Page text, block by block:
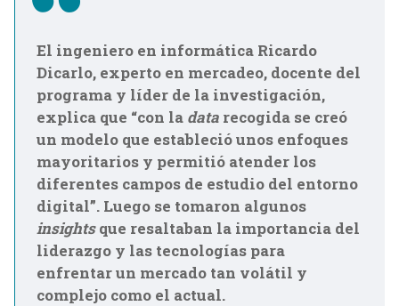
El ingeniero en informática Ricardo
Dicarlo, experto en mercadeo, docente del
programa y líder de la investigación,
explica que “con la data recogida se creó
un modelo que estableció unos enfoques
mayoritarios y permitió atender los
diferentes campos de estudio del entorno
digital”. Luego se tomaron algunos
insightsque resaltaban la importancia del
liderazgo y las tecnologías para
enfrentar un mercado tan volátil y
complejo como el actual.